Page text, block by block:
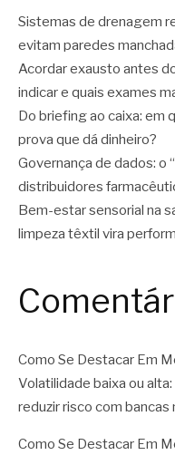
Sistemas de drenagem
evitam paredes
Acordar exausto antes
indicar e quais exames
Do briefing ao caixa: em
prova que dá dinheiro?
Governança de dados: o
distribuidores
Bem-estar sensorial na
limpeza têxtil vira
Como Se Destacar Em
Volatilidade baixa ou
reduzir risco com bancas
Como Se Destacar Em